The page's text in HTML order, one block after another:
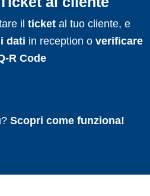
il ticket al tuo cliente, e
dati in reception o verificare
R Code
Scopri come funziona!